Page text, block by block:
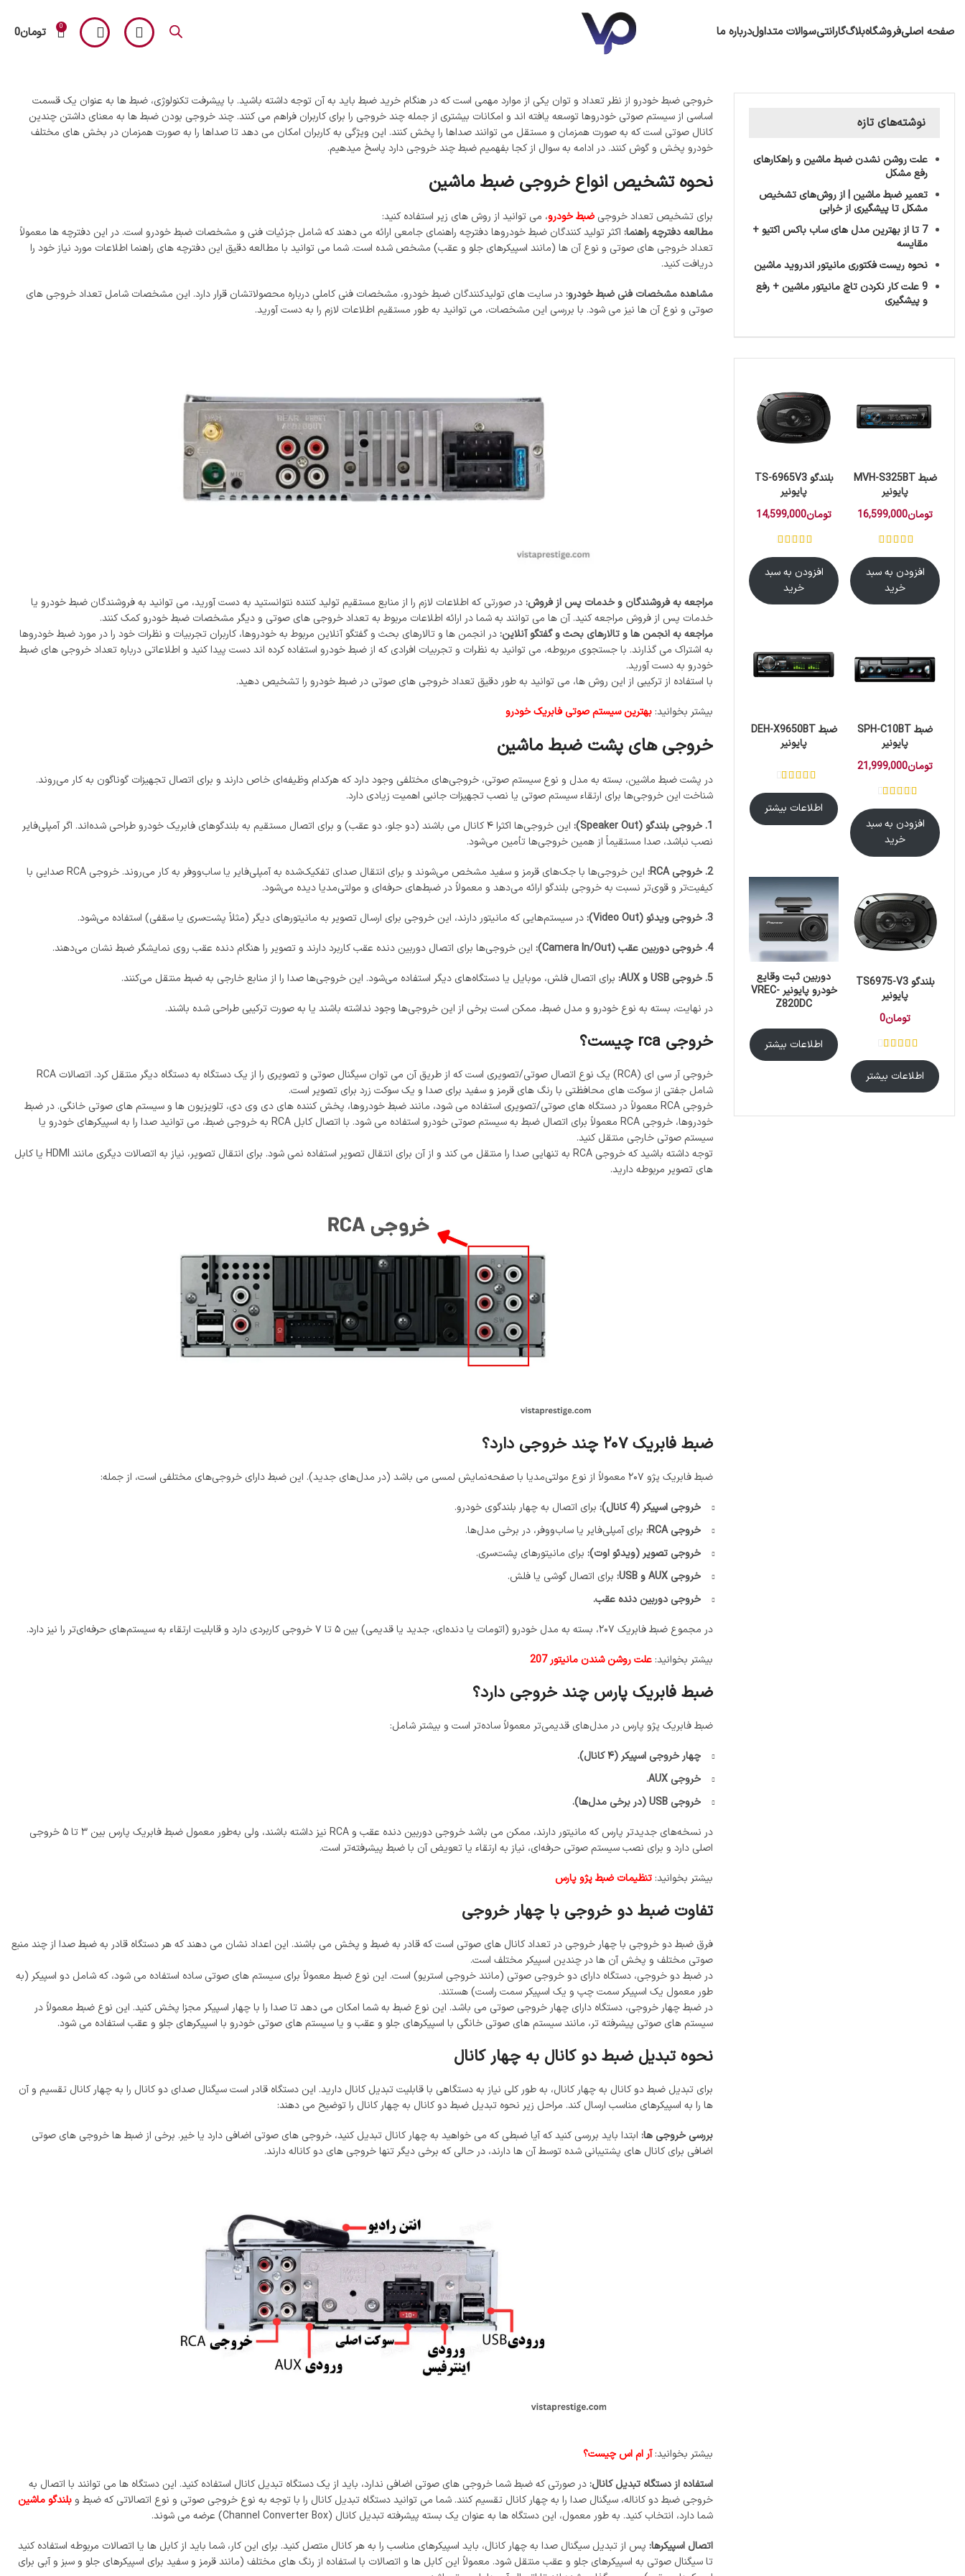
صفحه اصلیفروشگاه
پایونیر سونی مکسیس آلپاین
بلاگگارانتیسوالات متداولدرباره ما 0 تومان0
خروجی ضبط خودرو از نظر تعداد و توان یکی از موارد مهمی است که در هنگام خرید ضبط باید به آن توجه داشته باشید. با پیشرفت تکنولوژی، ضبط ها به عنوان یک قسمت
اساسی از سیستم صوتی خودروها توسعه یافته ‌اند و امکانات بیشتری از جمله چند خروجی را برای کاربران فراهم می ‌کنند. چند خروجی بودن ضبط ها به معنای داشتن چندین
کانال صوتی است که به صورت همزمان و مستقل می ‌توانند صداها را پخش کنند. این ویژگی به کاربران امکان می ‌دهد تا صداها را به صورت همزمان در بخش‌ های مختلف
خودرو پخش و گوش کنند. در ادامه به سوال از کجا بفهمیم ضبط چند خروجی دارد پاسخ میدهیم.
نحوه تشخیص انواع خروجی ضبط ماشین
برای تشخیص تعداد خروجیضبط خودرو، می ‌توانید از روش ‌های زیر استفاده کنید:
مطالعه دفترچه راهنما: اکثر تولید کنندگان ضبط خودروها دفترچه راهنمای جامعی ارائه می‌ دهند که شامل جزئیات فنی و مشخصات ضبط خودرو است. در این دفترچه ها معمولاً
تعداد خروجی ‌های صوتی و نوع آن ها (مانند اسپیکرهای جلو و عقب) مشخص شده است. شما می‌ توانید با مطالعه دقیق این دفترچه های راهنما اطلاعات مورد نیاز خود را
دریافت کنید.
مشاهده مشخصات فنی ضبط خودرو:در سایت ‌های تولیدکنندگان ضبط خودرو، مشخصات فنی کاملی درباره محصولاتشان قرار دارد. این مشخصات شامل تعداد خروجی ‌های
صوتی و نوع آن ها نیز می ‌شود. با بررسی این مشخصات، می ‌توانید به طور مستقیم اطلاعات لازم را به دست آورید.
مراجعه به فروشندگان و خدمات پس از فروش:در صورتی که اطلاعات لازم را از منابع مستقیم تولید کننده نتوانستید به دست آورید، می ‌توانید به فروشندگان ضبط خودرو یا
خدمات پس از فروش مراجعه کنید. آن ها می‌ توانند به شما در ارائه اطلاعات مربوط به تعداد خروجی‌ های صوتی و دیگر مشخصات ضبط خودرو کمک کنند.
مراجعه به انجمن ‌ها و تالارهای بحث و گفتگو آنلاین:در انجمن‌ ها و تالارهای بحث و گفتگو آنلاین مربوط به خودروها، کاربران تجربیات و نظرات خود را در مورد ضبط خودروها
به اشتراک می ‌گذارند. با جستجوی مربوطه، می ‌توانید به نظرات و تجربیات افرادی که از ضبط خودرو استفاده کرده ‌اند دست پیدا کنید و اطلاعاتی درباره تعداد خروجی ‌های ضبط
خودرو به دست آورید.
با استفاده از ترکیبی از این روش ‌ها، می ‌توانید به طور دقیق تعداد خروجی ‌های صوتی در ضبط خودرو را تشخیص دهید.
بیشتر بخوانید: بهترین سیستم صوتی فابریک خودرو
خروجی های پشت ضبط ماشین
در پشت ضبط ماشین، بسته به مدل و نوع سیستم صوتی، خروجی‌های مختلفی وجود دارد که هرکدام وظیفه‌ای خاص دارند و برای اتصال تجهیزات گوناگون به کار می‌روند.
شناخت این خروجی‌ها برای ارتقاء سیستم صوتی یا نصب تجهیزات جانبی اهمیت زیادی دارد.
1. خروجی بلندگو (Speaker Out):
این خروجی‌ها اکثرا ۴ کانال می باشند (دو جلو، دو عقب) و برای اتصال مستقیم به بلندگوهای فابریک خودرو طراحی شده‌اند. اگر آمپلی‌فایر
نصب نباشد، صدا مستقیماً از همین خروجی‌ها تأمین می‌شود.
2. خروجی RCA:
این خروجی‌ها با جک‌های قرمز و سفید مشخص می‌شوند و برای انتقال صدای تفکیک‌شده به آمپلی‌فایر یا ساب‌ووفر به کار می‌روند. خروجی RCA صدایی با
کیفیت‌تر و قوی‌تر نسبت به خروجی بلندگو ارائه می‌دهد و معمولاً در ضبط‌های حرفه‌ای و مولتی‌مدیا دیده می‌شود.
3. خروجی ویدئو (Video Out):
در سیستم‌هایی که مانیتور دارند، این خروجی برای ارسال تصویر به مانیتورهای دیگر (مثلاً پشت‌سری یا سقفی) استفاده می‌شود.
4. خروجی دوربین عقب (Camera In/Out):
این خروجی‌ها برای اتصال دوربین دنده عقب کاربرد دارند و تصویر را هنگام دنده عقب روی نمایشگر ضبط نشان می‌دهند.
5. خروجی USB و AUX:
برای اتصال فلش، موبایل یا دستگاه‌های دیگر استفاده می‌شود. این خروجی‌ها صدا را از منابع خارجی به ضبط منتقل می‌کنند.
در نهایت، بسته به نوع خودرو و مدل ضبط، ممکن است برخی از این خروجی‌ها وجود نداشته باشند یا به صورت ترکیبی طراحی شده باشند.
خروجی rca چیست؟
خروجی آر سی ای (RCA) یک نوع اتصال صوتی/تصویری است که از طریق آن می‌ توان سیگنال صوتی و تصویری را از یک دستگاه به دستگاه دیگر منتقل کرد. اتصالات RCA
شامل جفتی از سوکت‌ های محافظتی با رنگ ‌های قرمز و سفید برای صدا و یک سوکت زرد برای تصویر است.
خروجی RCA معمولاً در دستگاه‌ های صوتی/تصویری استفاده می ‌شود، مانند ضبط خودروها، پخش‌ کننده ‌های دی ‌وی ‌دی، تلویزیون‌ ها و سیستم‌ های صوتی خانگی. در ضبط
خودروها، خروجی RCA معمولاً برای اتصال ضبط به سیستم صوتی خودرو استفاده می‌ شود. با اتصال کابل RCA به خروجی ضبط، می ‌توانید صدا را به اسپیکرهای خودرو یا
سیستم صوتی خارجی منتقل کنید.
توجه داشته باشید که خروجی RCA به تنهایی صدا را منتقل می‌ کند و از آن برای انتقال تصویر استفاده نمی‌ شود. برای انتقال تصویر، نیاز به اتصالات دیگری مانند HDMI یا کابل
های تصویر مربوطه دارید.
ضبط فابریک ۲۰۷ چند خروجی دارد؟
ضبط فابریک پژو ۲۰۷ معمولاً از نوع مولتی‌مدیا با صفحه‌نمایش لمسی می باشد (در مدل‌های جدید). این ضبط دارای خروجی‌های مختلفی است، از جمله:
خروجی اسپیکر (4 کانال):
برای اتصال به چهار بلندگوی خودرو.
خروجی RCA:
برای آمپلی‌فایر یا ساب‌ووفر، در برخی مدل‌ها.
خروجی تصویر (ویدئو اوت): برای مانیتورهای پشت‌سری.
خروجی AUX و USB:
برای اتصال گوشی یا فلش.
خروجی دوربین دنده عقب.
در مجموع ضبط فابریک ۲۰۷، بسته به مدل خودرو (اتومات یا دنده‌ای، جدید یا قدیمی) بین ۵ تا ۷ خروجی کاربردی دارد و قابلیت ارتقاء به سیستم‌های حرفه‌ای‌تر را نیز دارد.
بیشتر بخوانید: علت روشن شندن مانیتور 207
ضبط فابریک پارس چند خروجی دارد؟
ضبط فابریک پژو پارس در مدل‌های قدیمی‌تر معمولاً ساده‌تر است و بیشتر شامل:
چهار خروجی اسپیکر (۴ کانال).
خروجی AUX.
خروجی USB (در برخی مدل‌ها).
در نسخه‌های جدیدتر پارس که مانیتور دارند، ممکن می باشد خروجی دوربین دنده عقب و RCA نیز داشته باشند، ولی به‌طور معمول ضبط فابریک پارس بین ۳ تا ۵ خروجی
اصلی دارد و برای نصب سیستم صوتی حرفه‌ای، نیاز به ارتقاء یا تعویض آن با ضبط پیشرفته‌تر است.
بیشتر بخوانید: تنظیمات ضبط پژو پارس
تفاوت ضبط دو خروجی با چهار خروجی
فرق ضبط دو خروجی با چهار خروجی در تعداد کانال ‌های صوتی است که قادر به ضبط و پخش می ‌باشند. این اعداد نشان می ‌دهند که هر دستگاه قادر به ضبط صدا از چند منبع
صوتی مختلف و پخش آن ها در چندین اسپیکر مختلف است.
در ضبط دو خروجی، دستگاه دارای دو خروجی صوتی (مانند خروجی استریو) است. این نوع ضبط معمولاً برای سیستم‌ های صوتی ساده استفاده می‌ شود، که شامل دو اسپیکر (به
طور معمول یک اسپیکر سمت چپ و یک اسپیکر سمت راست) هستند.
در ضبط چهار خروجی، دستگاه دارای چهار خروجی صوتی می باشد. این نوع ضبط به شما امکان می ‌دهد تا صدا را با چهار اسپیکر مجزا پخش کنید. این نوع ضبط معمولاً در
سیستم‌ های صوتی پیشرفته تر، مانند سیستم ‌های صوتی خانگی با اسپیکرهای جلو و عقب و یا سیستم ‌های صوتی خودرو با اسپیکرهای جلو و عقب استفاده می ‌شود.
نحوه تبدیل ضبط دو کانال به چهار کانال
برای تبدیل ضبط دو کانال به چهار کانال، به طور کلی نیاز به دستگاهی با قابلیت تبدیل کانال دارید. این دستگاه قادر است سیگنال صدای دو کانال را به چهار کانال تقسیم و آن
ها را به اسپیکرهای مناسب ارسال کند. مراحل زیر نحوه تبدیل ضبط دو کانال به چهار کانال را توضیح می ‌دهند:
بررسی خروجی ‌ها: ابتدا باید بررسی کنید که آیا ضبطی که می ‌خواهید به چهار کانال تبدیل کنید، خروجی ‌های صوتی اضافی دارد یا خیر. برخی از ضبط ‌ها خروجی ‌های صوتی
اضافی برای کانال‌ های پشتیبانی شده توسط آن ها دارند، در حالی که برخی دیگر تنها خروجی ‌های دو کاناله دارند.
بیشتر بخوانید:آر ام اس چیست؟
استفاده از دستگاه تبدیل کانال:در صورتی که ضبط شما خروجی ‌های صوتی اضافی ندارد، باید از یک دستگاه تبدیل کانال استفاده کنید. این دستگاه ‌ها می ‌توانند با اتصال به
خروجی ضبط دو کاناله، سیگنال صدا را به چهار کانال تقسیم کنند. شما می ‌توانید دستگاه تبدیل کانال را با توجه به نوع خروجی صوتی و نوع اتصالاتی که ضبط و بلندگو ماشین
شما دارد، انتخاب کنید. به طور معمول، این دستگاه‌ ها به عنوان یک بسته پیشرفته تبدیل کانال (Channel Converter Box) عرضه می‌ شوند.
اتصال اسپیکرها: پس از تبدیل سیگنال صدا به چهار کانال، باید اسپیکرهای مناسب را به هر کانال متصل کنید. برای این کار، شما باید از کابل ‌ها یا اتصالات مربوطه استفاده کنید
تا سیگنال صوتی به اسپیکرهای جلو و عقب منتقل شود. معمولاً این کابل ‌ها و اتصالات با استفاده از رنگ‌ های مختلف (مانند قرمز و سفید برای اسپیکرهای جلو و سبز و آبی برای
نوشته‌های تازه
علت روشن نشدن ضبط ماشین و راهکارهای
رفع مشکل
تعمیر ضبط ماشین | از روش‌های تشخیص
مشکل تا پیشگیری از خرابی
7 تا از بهترین مدل های ساب باکس اکتیو +
مقایسه
نحوه ریست فکتوری مانیتور اندروید ماشین
9 علت کار نکردن تاچ مانیتور ماشین + رفع
و پیشگیری
ضبط MVH-S325BT
پایونیر
تومان16,599,000
افزودن به سبد
خرید
بلندگو TS-6965V3
پایونیر
تومان14,599,000
افزودن به سبد
خرید
ضبط SPH-C10BT
پایونیر
تومان21,999,000
افزودن به سبد
خرید
ضبط DEH-X9650BT
پایونیر
اطلاعات بیشتر
بلندگو TS6975-V3
پایونیر
تومان0
اطلاعات بیشتر
دوربین ثبت وقایع
خودرو پایونیر VREC-
Z820DC
اطلاعات بیشتر